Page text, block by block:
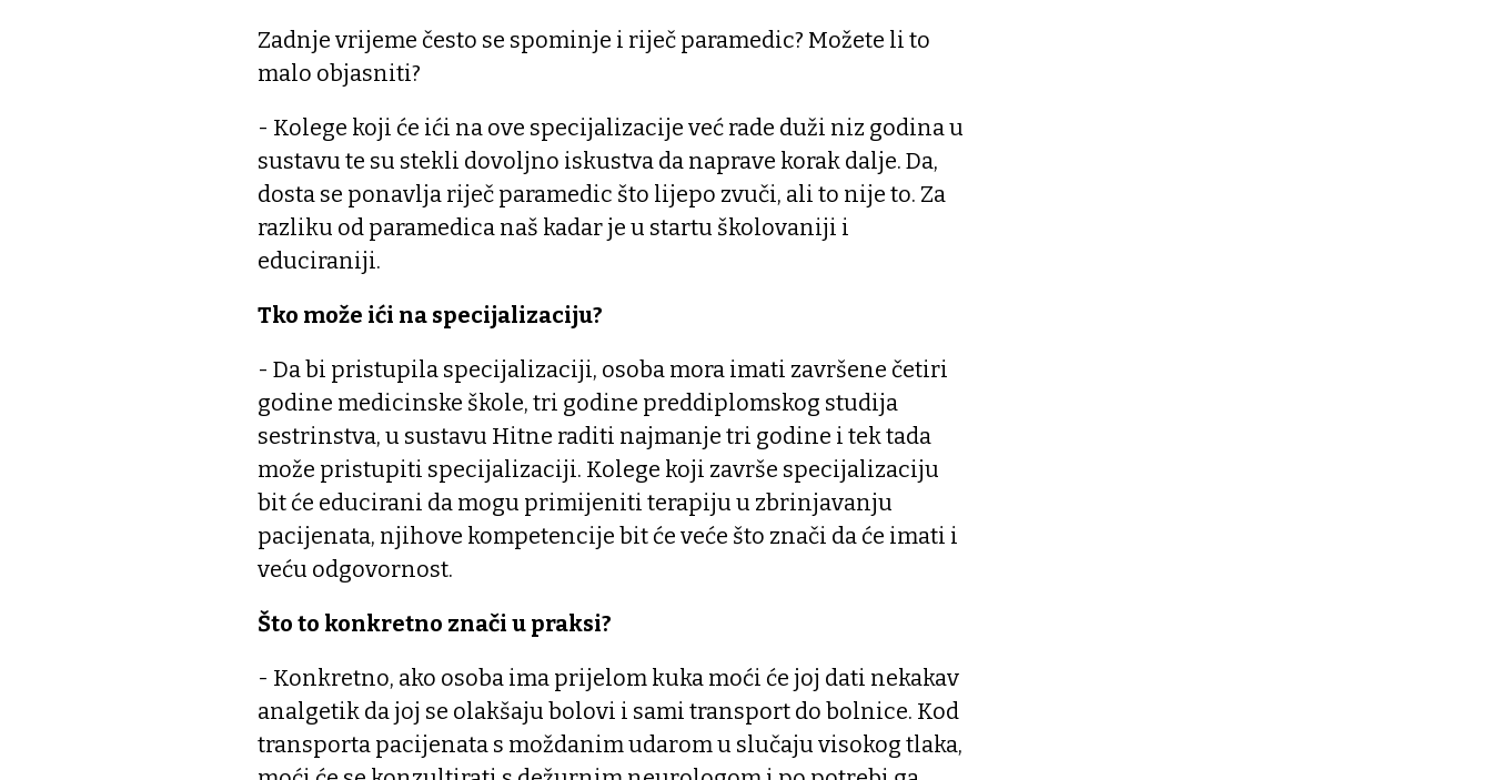
Zadnje vrijeme često se spominje i riječ paramedic? Možete li to
malo objasniti?
- Kolege koji će ići na ove specijalizacije već rade duži niz godina u
sustavu te su stekli dovoljno iskustva da naprave korak dalje. Da,
dosta se ponavlja riječ paramedic što lijepo zvuči, ali to nije to. Za
razliku od paramedica naš kadar je u startu školovaniji i
educiraniji.
Tko može ići na specijalizaciju?
- Da bi pristupila specijalizaciji, osoba mora imati završene četiri
godine medicinske škole, tri godine preddiplomskog studija
sestrinstva, u sustavu Hitne raditi najmanje tri godine i tek tada
može pristupiti specijalizaciji. Kolege koji završe specijalizaciju
bit će educirani da mogu primijeniti terapiju u zbrinjavanju
pacijenata, njihove kompetencije bit će veće što znači da će imati i
veću odgovornost.
Što to konkretno znači u praksi?
- Konkretno, ako osoba ima prijelom kuka moći će joj dati nekakav
analgetik da joj se olakšaju bolovi i sami transport do bolnice. Kod
transporta pacijenata s moždanim udarom u slučaju visokog tlaka,